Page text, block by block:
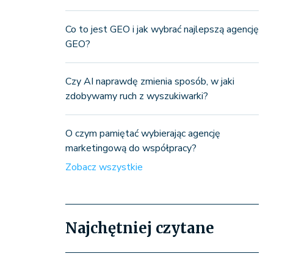
Co to jest GEO i jak wybrać najlepszą agencję
GEO?
Czy AI naprawdę zmienia sposób, w jaki
zdobywamy ruch z wyszukiwarki?
O czym pamiętać wybierając agencję
marketingową do współpracy?
Zobacz wszystkie
Najchętniej czytane